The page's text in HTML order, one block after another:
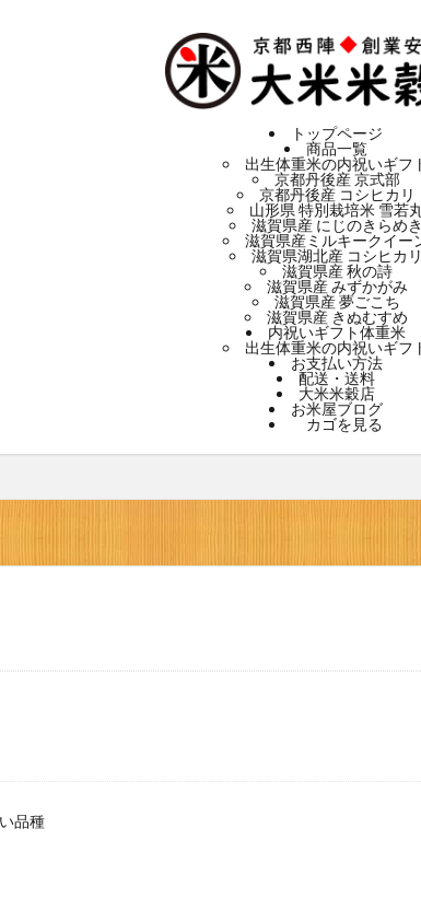
トップページ
商品一覧
出生体重米の内祝いギフ
京都丹後産 京式部
京都丹後産 コシヒカリ
山形県 特別栽培米 雪若
滋賀県産 にじのきらめき
滋賀県産ミルキークイー
滋賀県湖北産 コシヒカリ
滋賀県産 秋の詩
滋賀県産 みずかがみ
滋賀県産 夢ごこち
滋賀県産 きぬむすめ
内祝いギフト体重米
出生体重米の内祝いギフ
お支払い方法
配送・送料
大米米穀店
お米屋ブログ
カゴを見る